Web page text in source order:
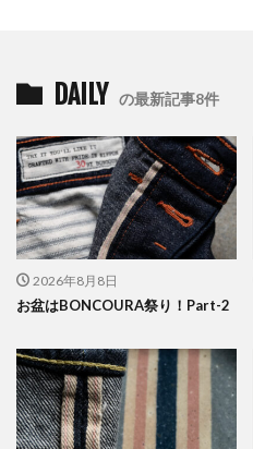
DAILY の最新記事8件
2026年8月8日
お盆はBONCOURA祭り！Part-2